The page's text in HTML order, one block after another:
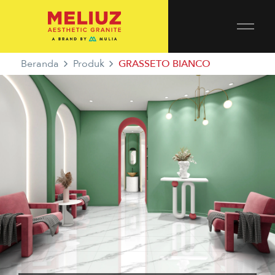
Beranda Produk GRASSETO BIANCO
GRASSETO
CONNECTION SERIES